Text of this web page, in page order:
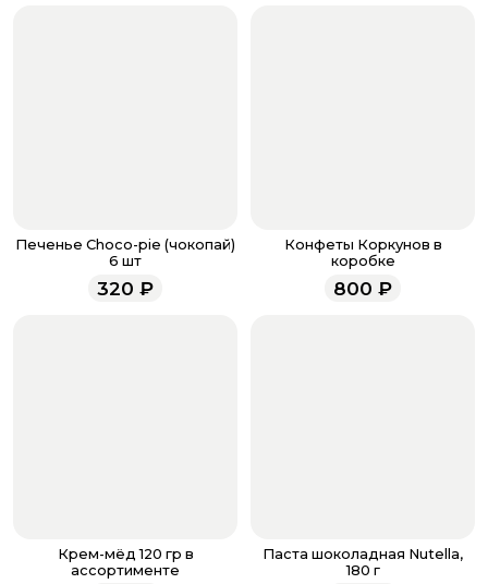
звоните по номеру телефона 8 (927) 936-71-86
напишите WhatsApp
+7 937 333-66-53. Наши
менеджеры работают ежедневно с 9.00 до 23.00 и
всегда рады проконсультировать вас.
Печенье Choco-pie (чокопай)
6 шт
320 ₽
Конфеты Коркунов в
коробке
800 ₽
Крем-мёд 120 гр в
ассортименте
Паста шоколадная Nutella,
180 г